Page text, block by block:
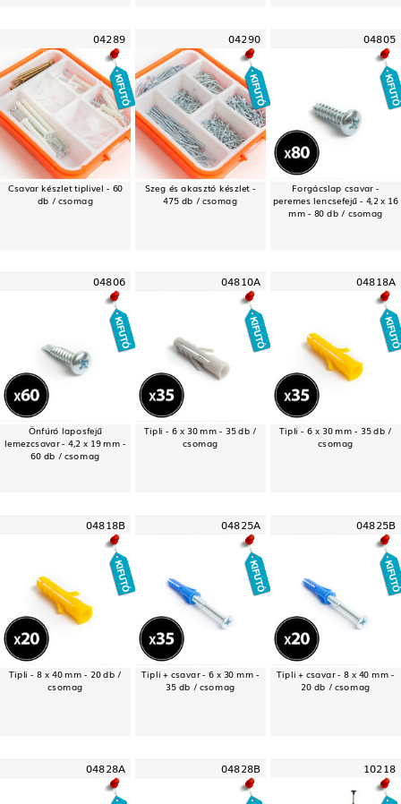
04289
Csavar készlet tiplivel - 60
db / csomag
04290
Szeg és akasztó készlet -
475 db / csomag
04805
Forgácslap csavar -
peremes lencsefejű - 4,2 x 16
mm - 80 db / csomag
04806
Önfúró laposfejű
lemezcsavar - 4,2 x 19 mm -
60 db / csomag
04810A
Tipli - 6 x 30 mm - 35 db /
csomag
04818A
Tipli - 6 x 30 mm - 35 db /
csomag
04818B
Tipli - 8 x 40 mm - 20 db /
csomag
04825A
Tipli + csavar - 6 x 30 mm -
35 db / csomag
04825B
Tipli + csavar - 8 x 40 mm -
20 db / csomag
04828A 04828B 10218